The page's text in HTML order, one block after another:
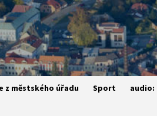
z městského úřadu Sport audio: